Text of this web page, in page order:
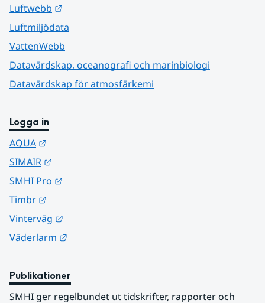
Luftwebb
Luftmiljödata
VattenWebb
Datavärdskap, oceanografi och marinbiologi
Datavärdskap för atmosfärkemi
Logga in
AQUA
SIMAIR
SMHI Pro
Timbr
Vinterväg
Väderlarm
Publikationer
SMHI ger regelbundet ut tidskrifter, rapporter och